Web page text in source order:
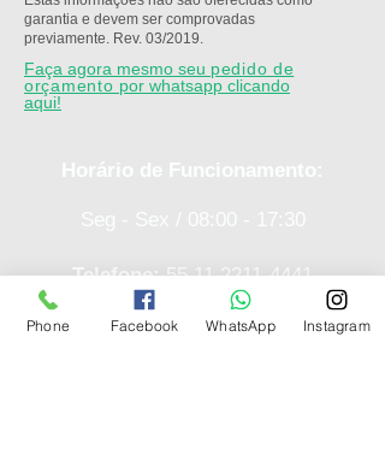
garantia e devem ser comprovadas
previamente. Rev. 03/2019.
Faça agora mesmo seu pedido de
orçamento por whatsapp clicando
aqui!
Telefone: 55 11 2211-4441
E-mail:marketing@gmw.com.br
Phone Facebook WhatsApp Instagram